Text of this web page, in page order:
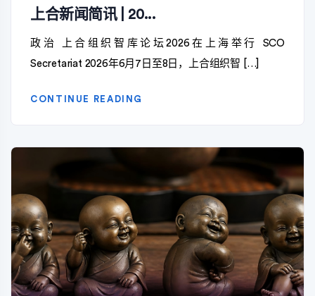
上合新闻简讯 | 20...
政治 上合组织智库论坛2026在上海举行 SCO
Secretariat 2026年6月7日至8日，上合组织智 […]
CONTINUE READING